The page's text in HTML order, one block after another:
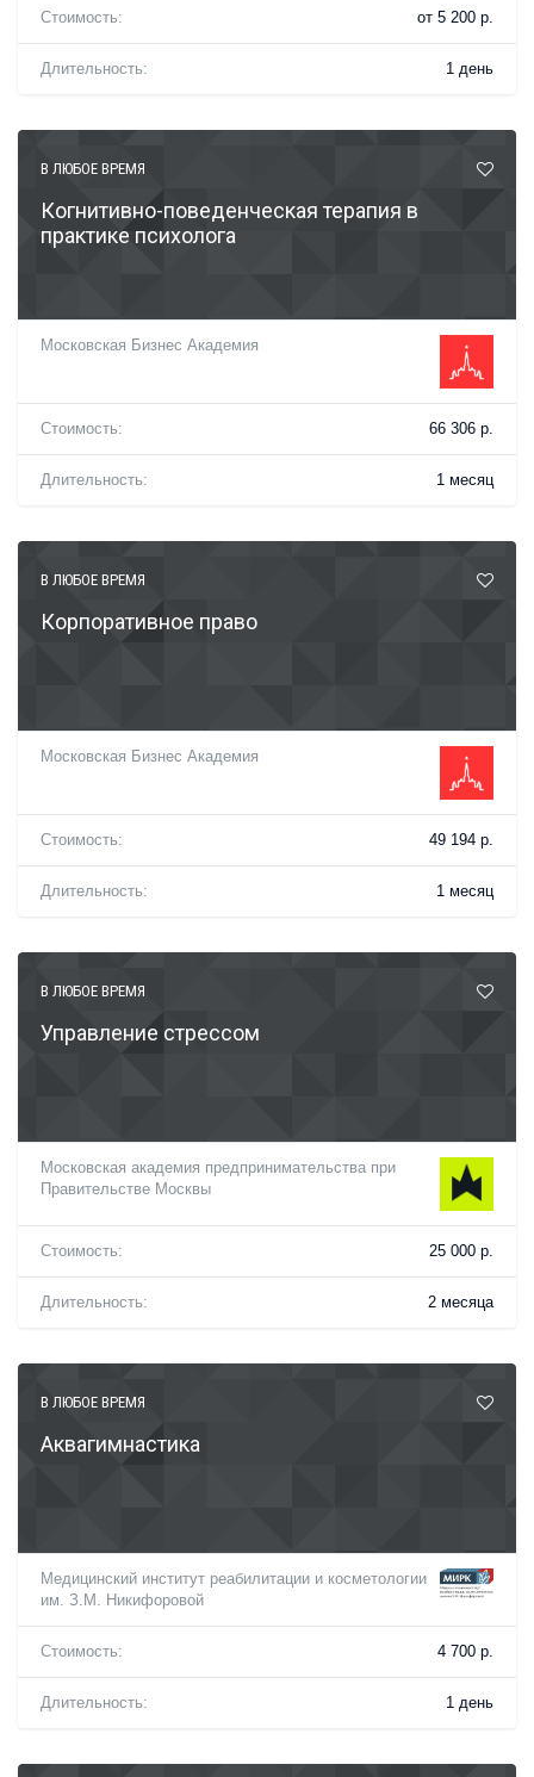
Стоимость: от 5 200 р.
Длительность: 1 день
В ЛЮБОЕ ВРЕМЯ
Когнитивно-поведенческая терапия в
практике психолога
Московская Бизнес Академия
Стоимость: 66 306 р.
Длительность: 1 месяц
В ЛЮБОЕ ВРЕМЯ
Корпоративное право
Московская Бизнес Академия
Стоимость: 49 194 р.
Длительность: 1 месяц
В ЛЮБОЕ ВРЕМЯ
Управление стрессом
Московская академия предпринимательства при
Правительстве Москвы
Стоимость: 25 000 р.
Длительность: 2 месяца
В ЛЮБОЕ ВРЕМЯ
Аквагимнастика
Медицинский институт реабилитации и косметологии
им. З.М. Никифоровой
Стоимость: 4 700 р.
Длительность: 1 день